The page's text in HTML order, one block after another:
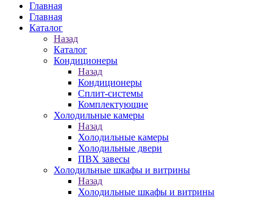
Главная
Главная
Каталог
Назад
Каталог
Кондиционеры
Назад
Кондиционеры
Сплит-системы
Комплектующие
Холодильные камеры
Назад
Холодильные камеры
Холодильные двери
ПВХ завесы
Холодильные шкафы и витрины
Назад
Холодильные шкафы и витрины